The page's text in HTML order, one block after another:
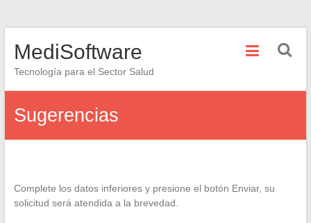
MediSoftware
Tecnología para el Sector Salud
Sugerencias
Complete los datos inferiores y presione el botón Enviar, su
solicitud será atendida a la brevedad.